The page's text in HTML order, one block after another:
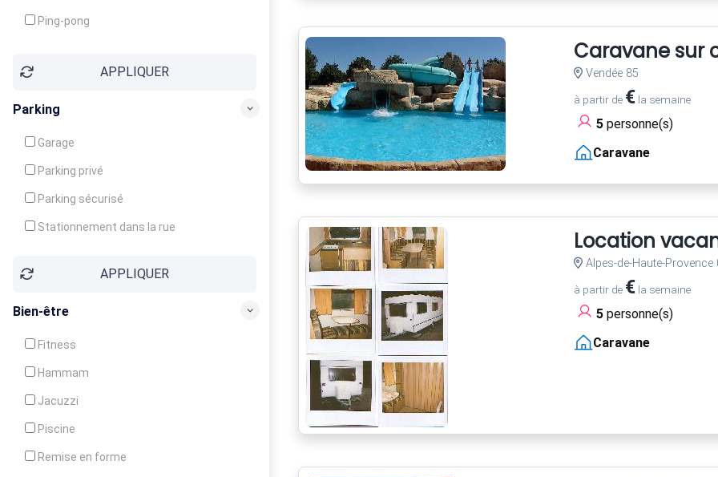
Ping-pong
Jeux d'enfantsAPPLIQUER
Parking
Garage
Parking privé
Parking sécurisé
Stationnement dans la rue
APPLIQUER
Bien-être
Fitness
Hammam
Jacuzzi
Piscine
Remise en forme
Caravane sur
Vendée 85
à partir de €la semaine
5personne(s)
Caravane
Location
Alpes-de-Haute-Provence
à partir de €la semaine
5personne(s)
Caravane